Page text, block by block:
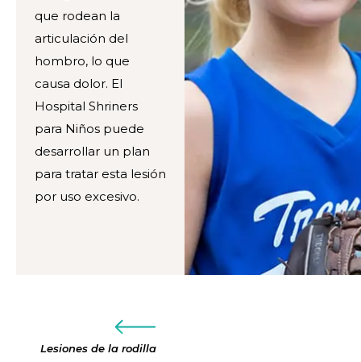
que rodean la
articulación del
hombro, lo que
causa dolor. El
Hospital Shriners
para Niños puede
desarrollar un plan
para tratar esta lesión
por uso excesivo.
Lesiones de la rodilla